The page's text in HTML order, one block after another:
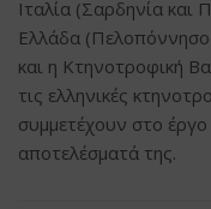
Ιταλία (Σαρδηνία και
Ελλάδα
και η Κτηνοτροφική
τις ελληνικές
συμμετέχουν στο
αποτελέσματά της.